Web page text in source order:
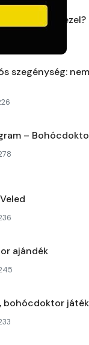
nem rendelkezel?
szegénység:
–
ajándék
bohócdoktor játék